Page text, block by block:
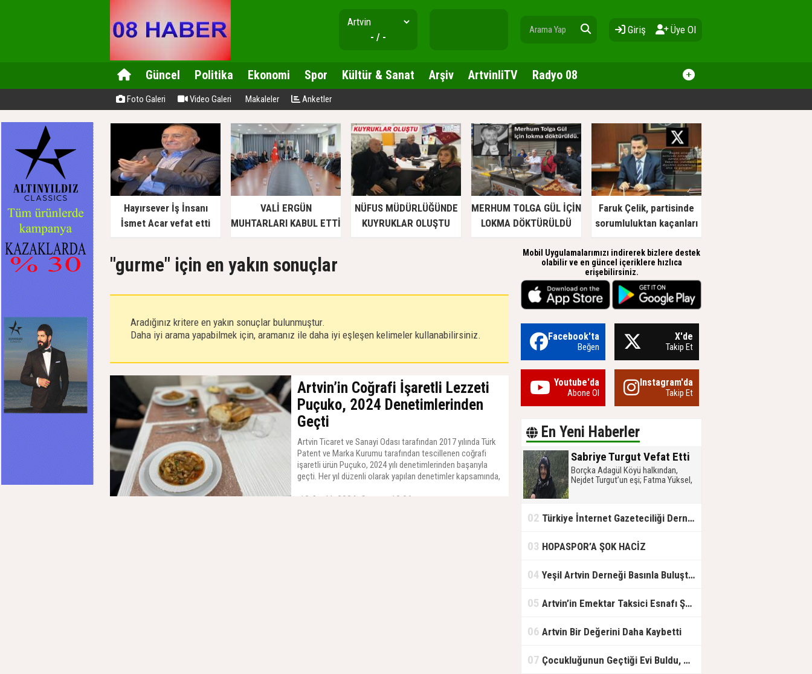
- / -
Giriş Üye Ol
Güncel Politika Ekonomi Spor Kültür & Sanat Arşiv ArtvinliTV Radyo 08
Foto Galeri Video Galeri Makaleler Anketler
Hayırsever İş İnsanı
İsmet Acar vefat etti
VALİ ERGÜN
MUHTARLARI KABUL ETTİ
NÜFUS MÜDÜRLÜĞÜNDE
KUYRUKLAR OLUŞTU
MERHUM TOLGA GÜL İÇİN
LOKMA DÖKTÜRÜLDÜ
Faruk Çelik, partisinde
sorumluluktan kaçanları
"gurme" için en yakın sonuçlar
Aradığınız kritere en yakın sonuçlar bulunmuştur.
Daha iyi arama yapabilmek için, aramanız ile daha iyi eşleşen kelimeler kullanabilirsiniz.
Artvin’in Coğrafi İşaretli Lezzeti
Puçuko, 2024 Denetimlerinden
Geçti
Artvin Ticaret ve Sanayi Odası tarafından 2017 yılında Türk
Patent ve Marka Kurumu tarafından tescillenen coğrafi
işaretli ürün Puçuko, 2024 yılı denetimlerinden başarıyla
geçti. Her yıl düzenli olarak yapılan denetimler kapsamında,
firmaların, coğrafi işaret standartlarına uygunluğu detaylı
13 Aralık 2024, Cuma - 13:06
Mobil Uygulamalarımızı indirerek bizlere destek
olabilir ve en güncel içeriklere hızlıca
erişebilirsiniz.
Facebook'ta
Beğen
X'de
Takip Et
Youtube'da
Abone Ol
Instagram'da
Takip Et
En Yeni Haberler
Sabriye Turgut Vefat Etti
Borçka Adagül Köyü halkından,
Nejdet Turgut’un eşi; Fatma Yüksel,
etti.
02 Türkiye İnternet Gazeteciliği Derneği (TİGAD) tarafından düzenlenen Iğdır Dijital Medya Çalıştayı başladı.
03 HOPASPOR’A ŞOK HACİZ
04 Yeşil Artvin Derneği Basınla Buluştu: ÇED Taahhütleri ile Sahadaki Uygulamalar Çelişiyor
05 Artvin’in Emektar Taksici Esnafı Şenol Koyun Vefat Etti
06 Artvin Bir Değerini Daha Kaybetti
07 Çocukluğunun Geçtiği Evi Buldu, Gözyaşlarına Hakim Olamadı